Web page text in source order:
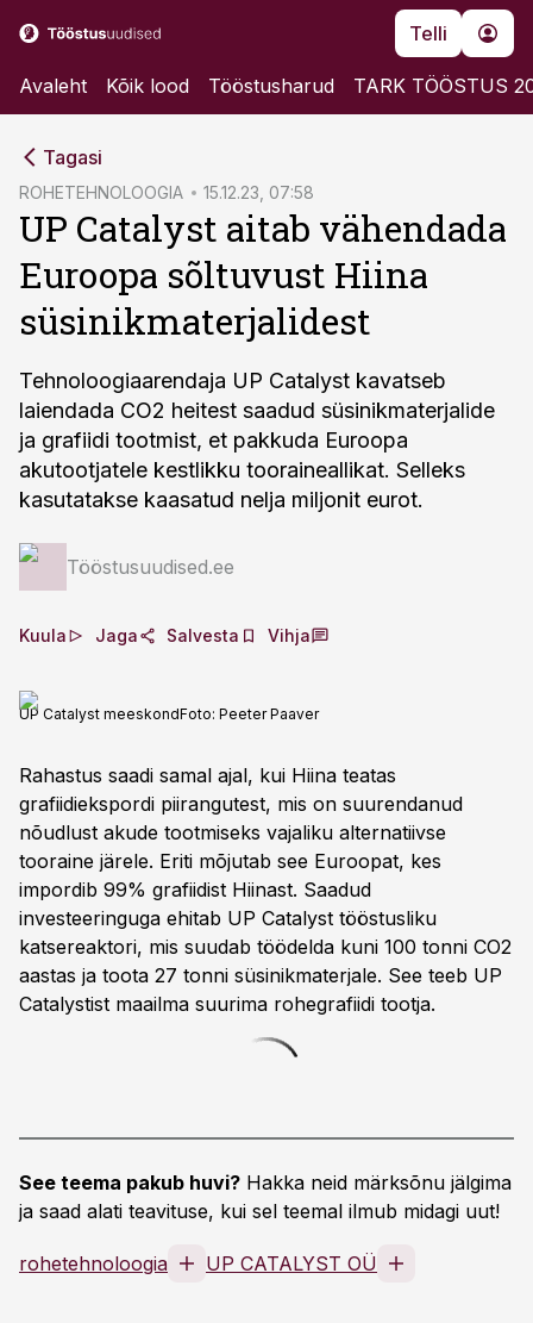
Telli
Avaleht Kõik lood Tööstusharud TARK TÖÖSTUS
Tagasi
ROHETEHNOLOOGIA 15.12.23, 07:58
UP Catalyst aitab vähendada
Euroopa sõltuvust Hiina
süsinikmaterjalidest
Tehnoloogiaarendaja UP Catalyst kavatseb
laiendada CO2 heitest saadud süsinikmaterjalide
ja grafiidi tootmist, et pakkuda Euroopa
akutootjatele kestlikku tooraineallikat. Selleks
kasutatakse kaasatud nelja miljonit eurot.
Tööstusuudised.ee
Kuula Jaga Salvesta Vihja
UP Catalyst meeskondFoto: Peeter Paaver
Rahastus saadi samal ajal, kui Hiina teatas
grafiidiekspordi piirangutest, mis on suurendanud
nõudlust akude tootmiseks vajaliku alternatiivse
tooraine järele. Eriti mõjutab see Euroopat, kes
impordib 99% grafiidist Hiinast. Saadud
investeeringuga ehitab UP Catalyst tööstusliku
katsereaktori, mis suudab töödelda kuni 100 tonni CO2
aastas ja toota 27 tonni süsinikmaterjale. See teeb UP
Catalystist maailma suurima rohegrafiidi tootja.
See teema pakub huvi? Hakka neid märksõnu jälgima
ja saad alati teavituse, kui sel teemal ilmub midagi uut!
rohetehnoloogia UP CATALYST OÜ